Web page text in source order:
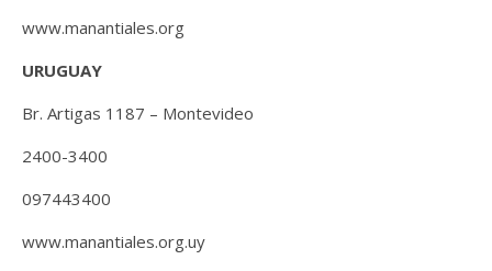
www.manantiales.org
URUGUAY
Br. Artigas 1187 – Montevideo
2400-3400
097443400
www.manantiales.org.uy